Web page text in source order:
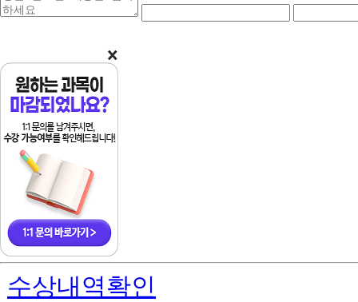
담
용
락
처
락
처
수상내역확인